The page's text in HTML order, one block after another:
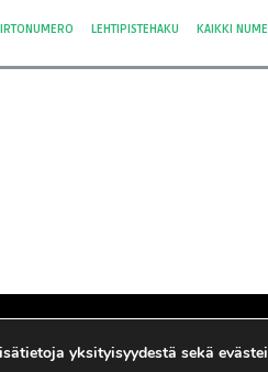
LEHTIPISTEHAKU KAIKKI
yksityisyydestä sekä